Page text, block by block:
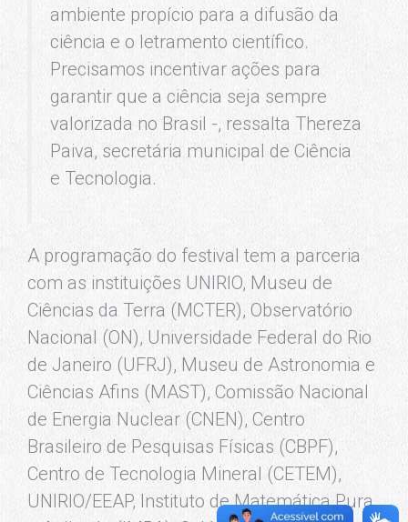
ambiente propício para a difusão da
ciência e o letramento científico.
Precisamos incentivar ações para
garantir que a ciência seja sempre
valorizada no Brasil -, ressalta Thereza
Paiva, secretária municipal de Ciência
e Tecnologia.
A programação do festival tem a parceria
com as instituições UNIRIO, Museu de
Ciências da Terra (MCTER), Observatório
Nacional (ON), Universidade Federal do Rio
de Janeiro (UFRJ), Museu de Astronomia e
Ciências Afins (MAST), Comissão Nacional
de Energia Nuclear (CNEN), Centro
Brasileiro de Pesquisas Físicas (CBPF),
Centro de Tecnologia Mineral (CETEM),
UNIRIO/EEAP, Instituto de Matemática Pura